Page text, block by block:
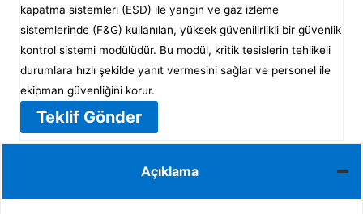
kapatma sistemleri (ESD) ile yangın ve gaz izleme
sistemlerinde (F&G) kullanılan, yüksek güvenilirlikli bir güvenlik
kontrol sistemi modülüdür. Bu modül, kritik tesislerin tehlikeli
durumlara hızlı şekilde yanıt vermesini sağlar ve personel ile
ekipman güvenliğini korur.
Teklif Gönder
Açıklama